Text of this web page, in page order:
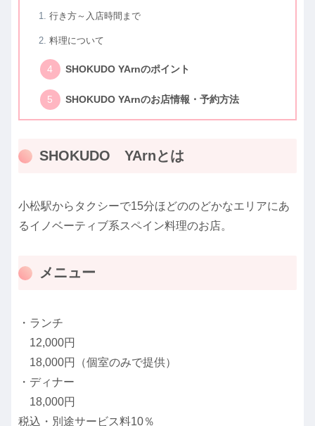
行き方～入店時間まで
料理について
SHOKUDO YArnのポイント
SHOKUDO YArnのお店情報・予約方法
SHOKUDO YArnとは
小松駅からタクシーで15分ほどののどかなエリアにあ
るイノベーティブ系スペイン料理のお店。
メニュー
・ランチ
12,000円
18,000円（個室のみで提供）
・ディナー
18,000円
税込・別途サービス料10％